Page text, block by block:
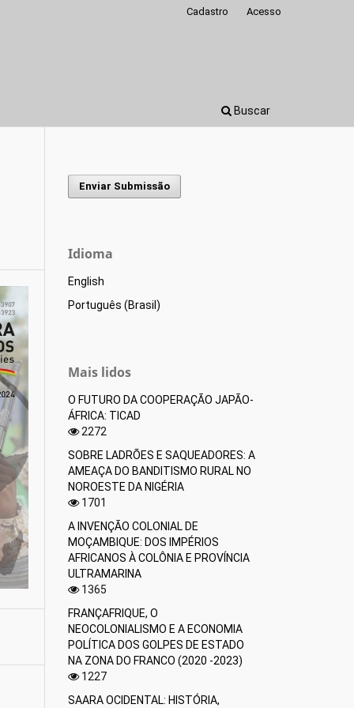
Buscar
Cadastro Acesso
Enviar Submissão
Idioma
English
Português (Brasil)
Mais lidos
O FUTURO DA COOPERAÇÃO JAPÃO-
ÁFRICA: TICAD
2272
SOBRE LADRÕES E SAQUEADORES: A
AMEAÇA DO BANDITISMO RURAL NO
NOROESTE DA NIGÉRIA
1701
A INVENÇÃO COLONIAL DE
MOÇAMBIQUE: DOS IMPÉRIOS
AFRICANOS À COLÔNIA E PROVÍNCIA
ULTRAMARINA
1365
FRANÇAFRIQUE, O
NEOCOLONIALISMO E A ECONOMIA
POLÍTICA DOS GOLPES DE ESTADO
NA ZONA DO FRANCO (2020 -2023)
1227
SAARA OCIDENTAL: HISTÓRIA,